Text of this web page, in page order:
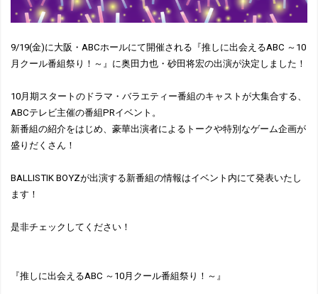
9/19(金)に大阪・ABCホールにて開催される『推しに出会えるABC ～10
月クール番組祭り！～』に奥田力也・砂田将宏の出演が決定しました！
10月期スタートのドラマ・バラエティー番組のキャストが大集合する、
ABCテレビ主催の番組PRイベント。
新番組の紹介をはじめ、豪華出演者によるトークや特別なゲーム企画が
盛りだくさん！
BALLISTIK BOYZが出演する新番組の情報はイベント内にて発表いたし
ます！
是非チェックしてください！
『推しに出会えるABC ～10月クール番組祭り！～』